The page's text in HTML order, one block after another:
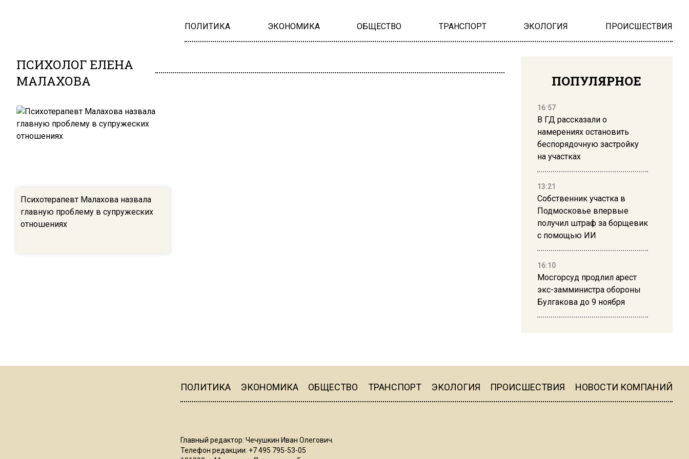
ПОЛИТИКА ЭКОНОМИКА ОБЩЕСТВО ТРАНСПОРТ ЭКОЛОГИЯ ПРОИСШЕСТВИЯ
ПСИХОЛОГ ЕЛЕНА
МАЛАХОВА
Психотерапевт Малахова назвала
главную проблему в супружеских
отношениях
ПОПУЛЯРНОЕ
16:57
В ГД рассказали о
намерениях остановить
беспорядочную застройку
на участках
13:21
Собственник участка в
Подмосковье впервые
получил штраф за борщевик
с помощью ИИ
16:10
Мосгорсуд продлил арест
экс-замминистра обороны
Булгакова до 9 ноября
16:19
ПОЛИТИКА ЭКОНОМИКА ОБЩЕСТВО ТРАНСПОРТ ЭКОЛОГИЯ ПРОИСШЕСТВИЯ НОВОСТИ КОМПАНИЙ
Главный редактор: Чечушкин Иван Олегович.
Телефон редакции: +7 495 795-53-05